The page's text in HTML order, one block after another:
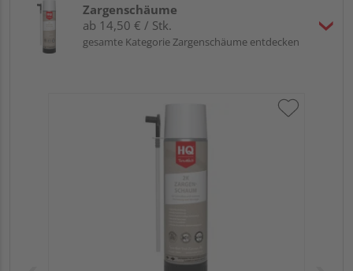
Zargenschäume
ab 14,50 € / Stk.
gesamte Kategorie Zargenschäume entdecken